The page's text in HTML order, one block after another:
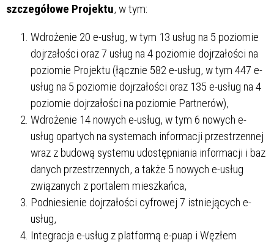
szczegółowe Projektu, w tym:
Wdrożenie 20 e-usług, w tym 13 usług na 5 poziomie
dojrzałości oraz 7 usług na 4 poziomie dojrzałości na
poziomie Projektu (łącznie 582 e-usług, w tym 447 e-
usług na 5 poziomie dojrzałości oraz 135 e-usług na 4
poziomie dojrzałości na poziomie Partnerów),
Wdrożenie 14 nowych e-usług, w tym 6 nowych e-
usług opartych na systemach informacji przestrzennej
wraz z budową systemu udostępniania informacji i baz
danych przestrzennych, a także 5 nowych e-usług
związanych z portalem mieszkańca,
Podniesienie dojrzałości cyfrowej 7 istniejących e-
usług,
Integracja e-usług z platformą e-puap i Węzłem